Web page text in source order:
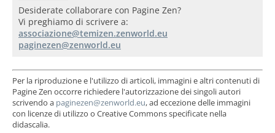
Desiderate collaborare con Pagine Zen?
Vi preghiamo di scrivere a:
Per la riproduzione e l'utilizzo di articoli, immagini e altri contenuti di
Pagine Zen occorre richiedere l'autorizzazione dei singoli autori
scrivendo a
, ad eccezione delle immagini
con licenze di utilizzo o Creative Commons specificate nella
didascalia.